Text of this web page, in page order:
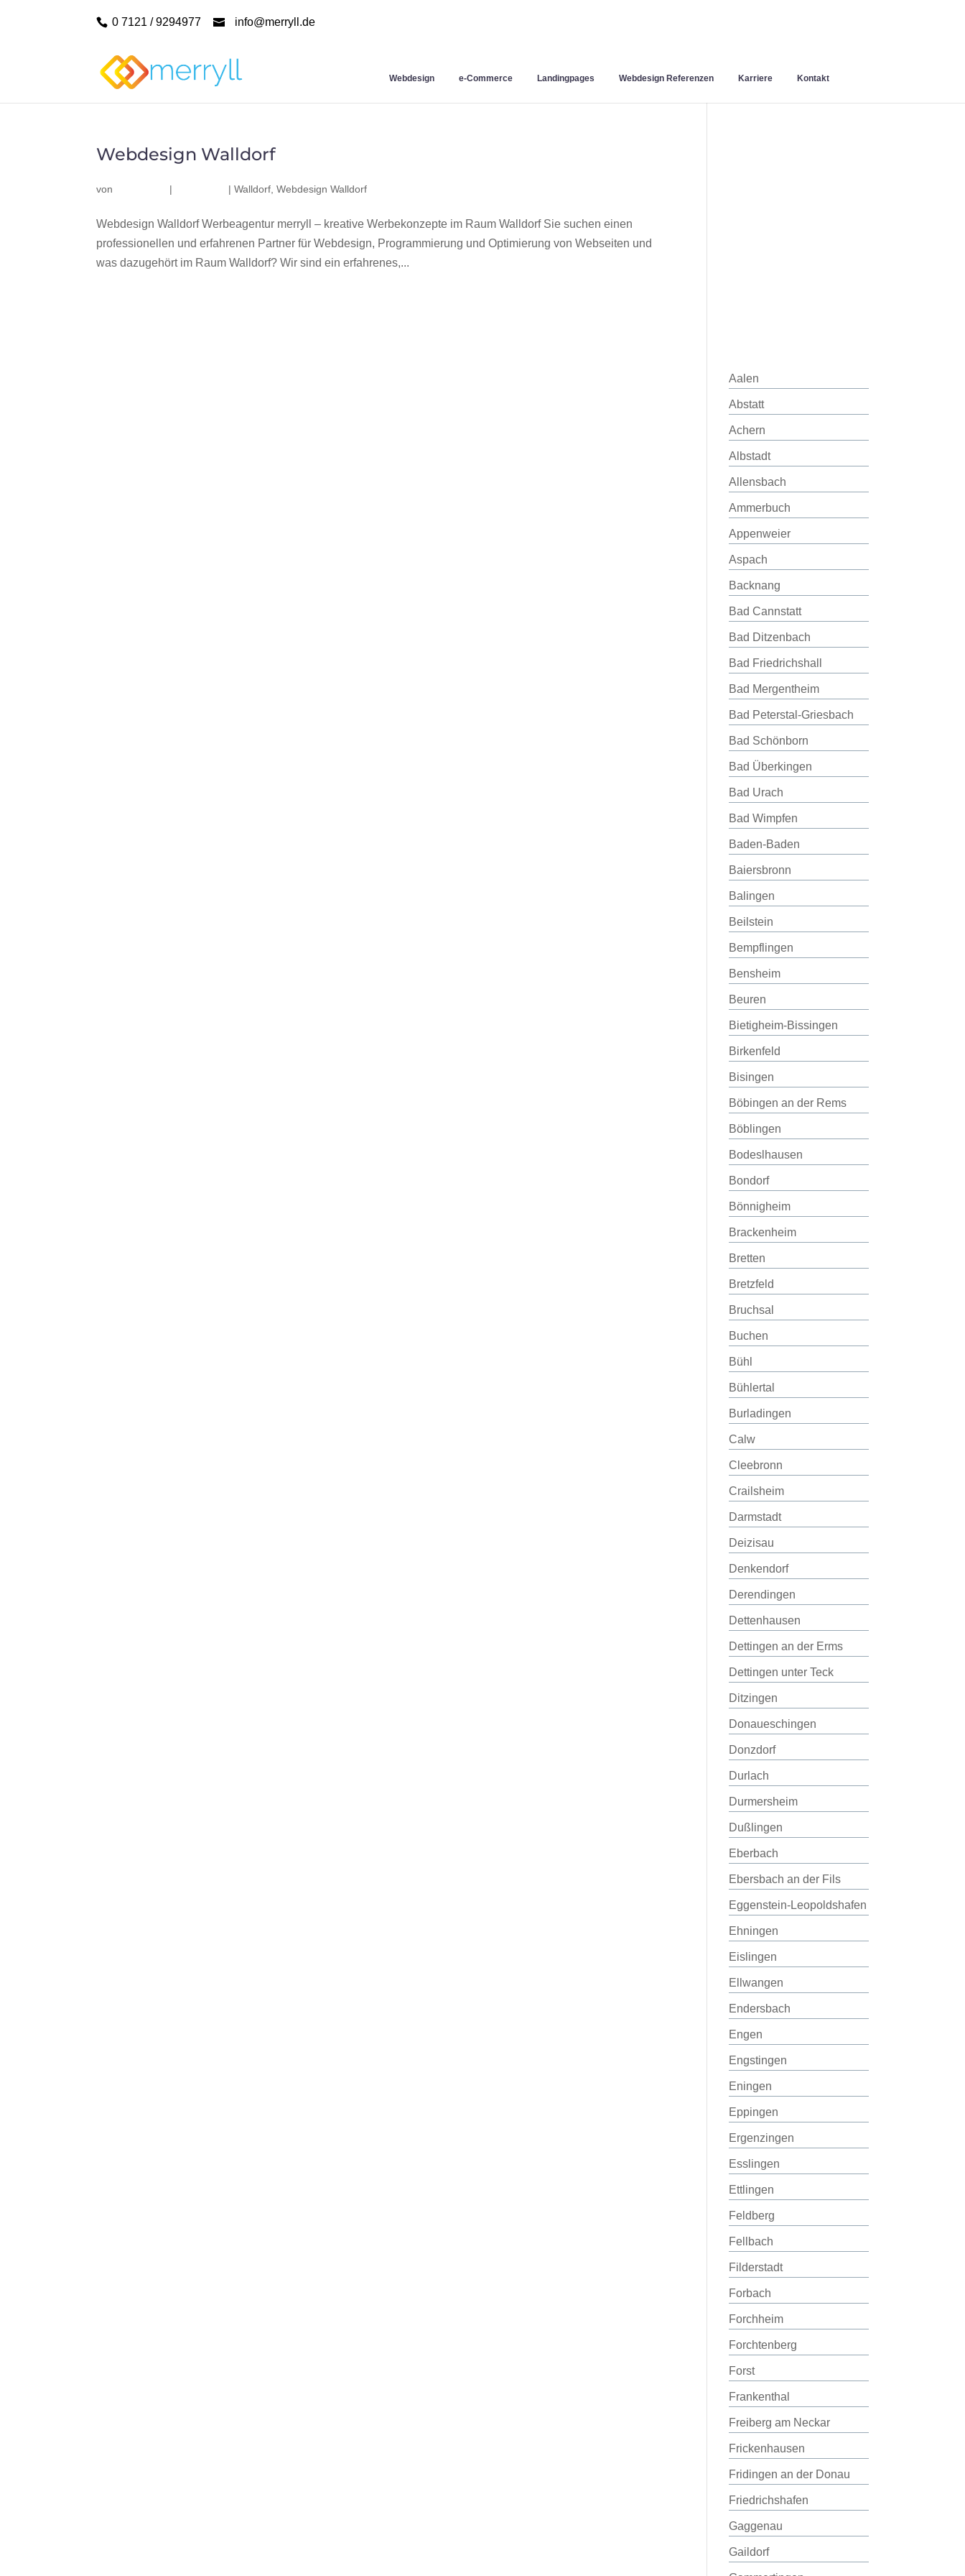
0 7121 / 9294977 info@merryll.de
Webdesign e-Commerce Landingpages Webdesign Referenzen Karriere Kontakt
Webdesign Walldorf
von | |Walldorf ,Webdesign Walldorf
Webdesign Walldorf Werbeagentur merryll – kreative Werbekonzepte im Raum Walldorf Sie suchen einen
professionellen und erfahrenen Partner für Webdesign, Programmierung und Optimierung von Webseiten und
was dazugehört im Raum Walldorf? Wir sind ein erfahrenes,...
Aalen
Abstatt
Achern
Albstadt
Allensbach
Ammerbuch
Appenweier
Aspach
Backnang
Bad Cannstatt
Bad Ditzenbach
Bad Friedrichshall
Bad Mergentheim
Bad Peterstal-Griesbach
Bad Schönborn
Bad Überkingen
Bad Urach
Bad Wimpfen
Baden-Baden
Baiersbronn
Balingen
Beilstein
Bempflingen
Bensheim
Beuren
Bietigheim-Bissingen
Birkenfeld
Bisingen
Böbingen an der Rems
Böblingen
Bodeslhausen
Bondorf
Bönnigheim
Brackenheim
Bretten
Bretzfeld
Bruchsal
Buchen
Bühl
Bühlertal
Burladingen
Calw
Cleebronn
Crailsheim
Darmstadt
Deizisau
Denkendorf
Derendingen
Dettenhausen
Dettingen an der Erms
Dettingen unter Teck
Ditzingen
Donaueschingen
Donzdorf
Durlach
Durmersheim
Dußlingen
Eberbach
Ebersbach an der Fils
Eggenstein-Leopoldshafen
Ehningen
Eislingen
Ellwangen
Endersbach
Engen
Engstingen
Eningen
Eppingen
Ergenzingen
Esslingen
Ettlingen
Feldberg
Fellbach
Filderstadt
Forbach
Forchheim
Forchtenberg
Forst
Frankenthal
Freiberg am Neckar
Frickenhausen
Fridingen an der Donau
Friedrichshafen
Gaggenau
Gaildorf